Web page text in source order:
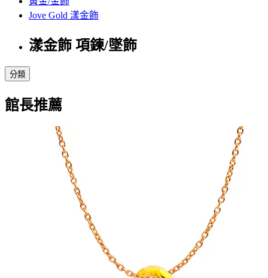
Jove Gold 漾金飾
漾金飾 項鍊/墜飾
分類
館長推薦